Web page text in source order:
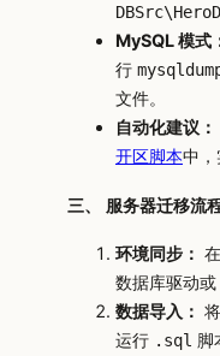
MySQL 模式
行
文件。
自动化建议：
开区脚本中，
三、 服务器迁移流
环境同步：
数据库驱动或
数据导入：
运行 .sql 脚